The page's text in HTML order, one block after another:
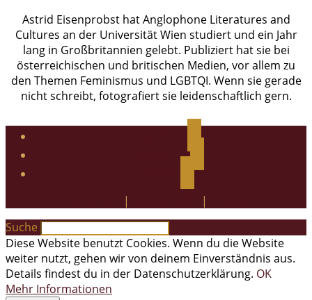
Astrid Eisenprobst hat Anglophone Literatures and
Cultures an der Universität Wien studiert und ein Jahr
lang in Großbritannien gelebt. Publiziert hat sie bei
österreichischen und britischen Medien, vor allem zu
den Themen Feminismus und LGBTQI. Wenn sie gerade
nicht schreibt, fotografiert sie leidenschaftlich gern.
instagram
| |
Suche
Diese Website benutzt Cookies. Wenn du die Website
weiter nutzt, gehen wir von deinem Einverständnis aus.
Details findest du in der Datenschutzerklärung. OK
Mehr Informationen